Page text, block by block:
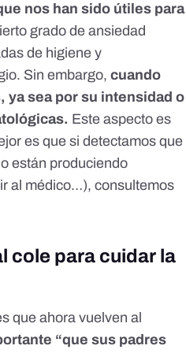
nos han sido útiles para
grado de ansiedad
de higiene y
Sin embargo,cuando
ya sea por su intensidad o
Este aspecto es
es que si detectamos que
están produciendo
al médico…), consultemos
cole para cuidar la
que ahora vuelven al
“que sus padres